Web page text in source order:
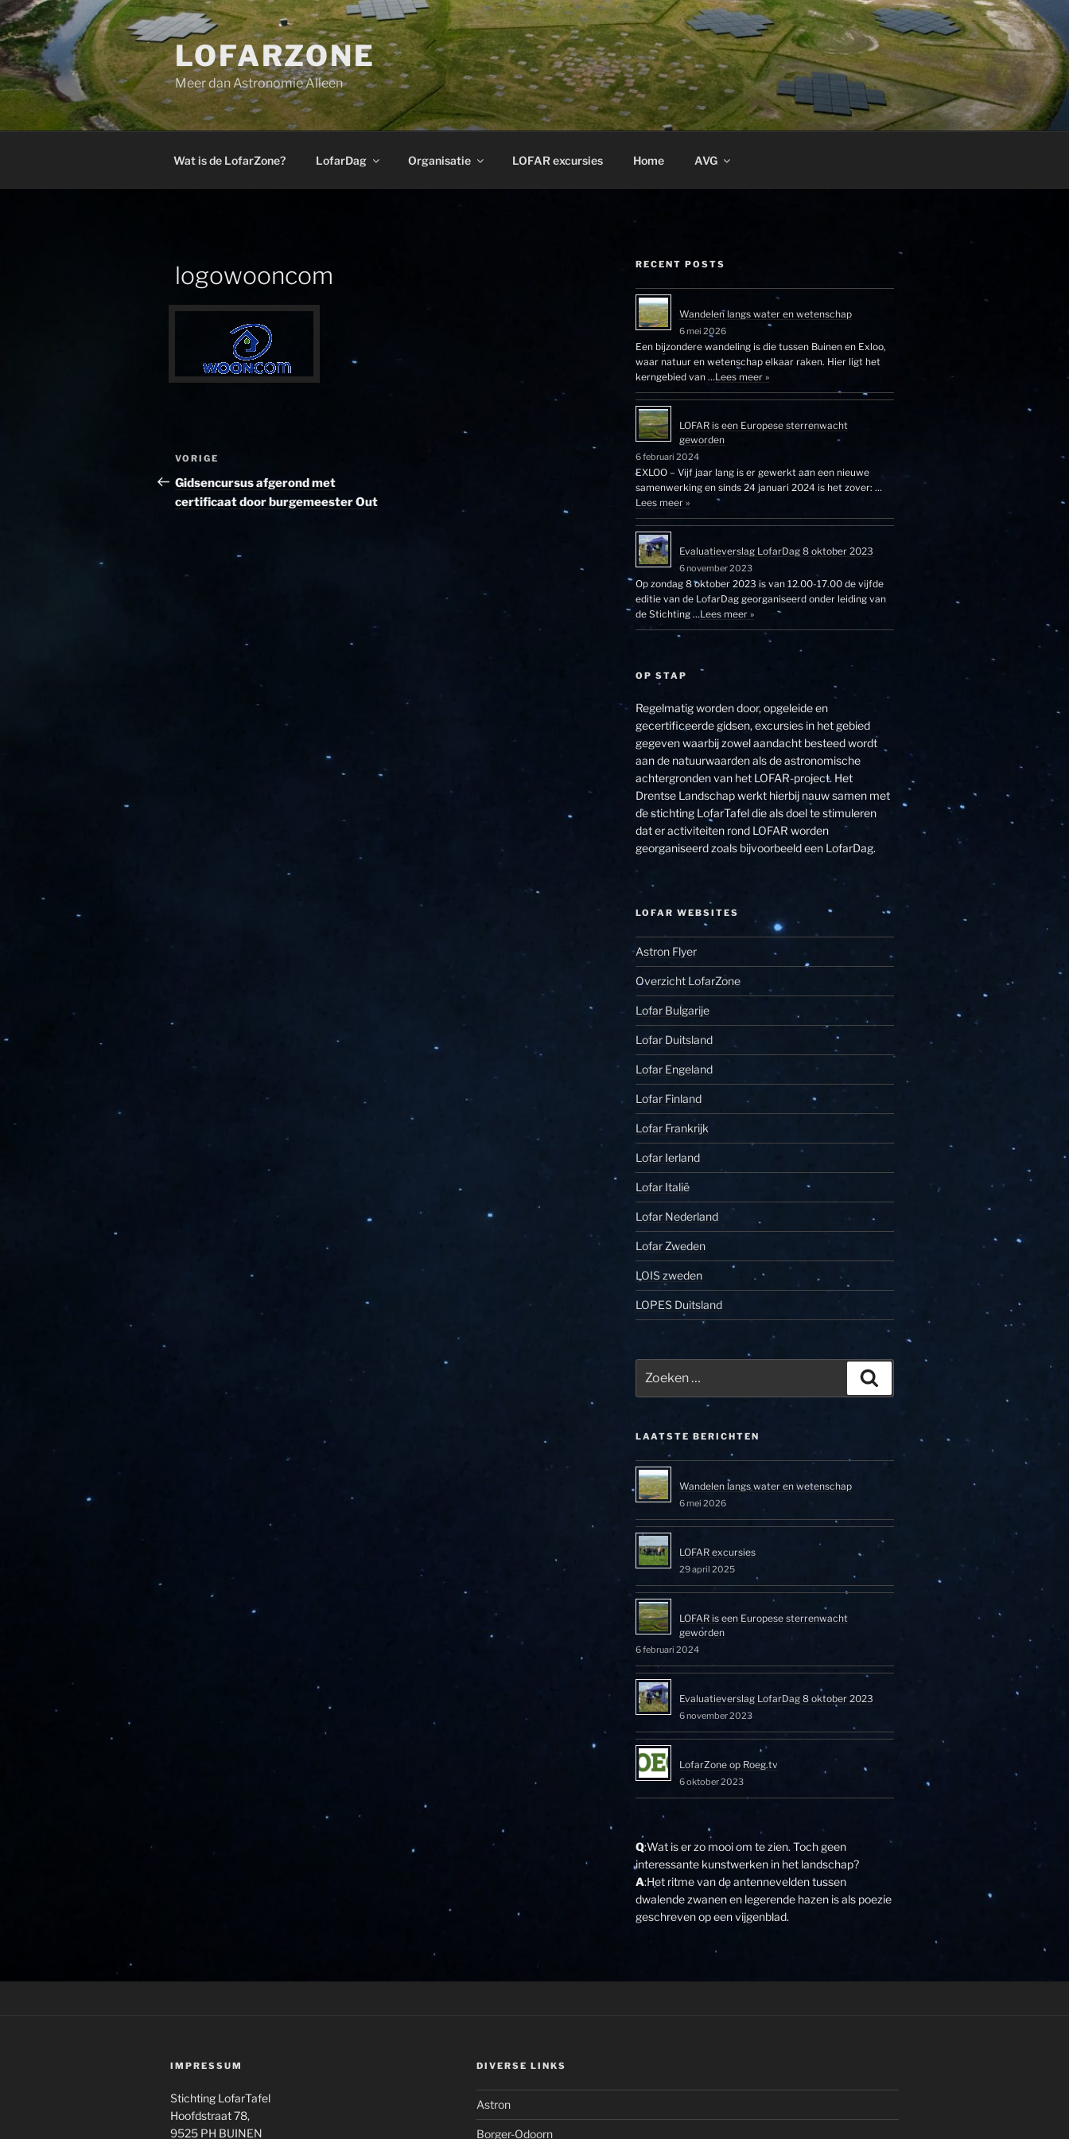
Ga
naar
de
inhoud
LOFARZONE
Meer dan Astronomie Alleen
Wat is de LofarZone? LofarDag Organisatie LOFAR excursies Home AVG
logowooncom
Bericht
navigatie
Vorig
bericht
VORIGE
Gidsencursus afgerond met
certificaat door burgemeester Out
RECENT POSTS
Wandelen langs water en wetenschap
6 mei 2026
Een bijzondere wandeling is die tussen Buinen en Exloo,
waar natuur en wetenschap elkaar raken. Hier ligt het
kerngebied van …Lees meer »
LOFAR is een Europese sterrenwacht
geworden
6 februari 2024
EXLOO – Vijf jaar lang is er gewerkt aan een nieuwe
samenwerking en sinds 24 januari 2024 is het zover: …
Lees meer »
Evaluatieverslag LofarDag 8 oktober 2023
6 november 2023
Op zondag 8 oktober 2023 is van 12.00-17.00 de vijfde
editie van de LofarDag georganiseerd onder leiding van
de Stichting …Lees meer »
OP STAP
Regelmatig worden door, opgeleide en
gecertificeerde gidsen, excursies in het gebied
gegeven waarbij zowel aandacht besteed wordt
aan de natuurwaarden als de astronomische
achtergronden van het LOFAR-project. Het
Drentse Landschap werkt hierbij nauw samen met
de stichting LofarTafel die als doel te stimuleren
dat er activiteiten rond LOFAR worden
georganiseerd zoals bijvoorbeeld een LofarDag.
LOFAR WEBSITES
Astron Flyer
Overzicht LofarZone
Lofar Bulgarije
Lofar Duitsland
Lofar Engeland
Lofar Finland
Lofar Frankrijk
Lofar Ierland
Lofar Italië
Lofar Nederland
Lofar Zweden
LOIS zweden
LOPES Duitsland
naar:
LAATSTE BERICHTEN
Wandelen langs water en wetenschap
6 mei 2026
LOFAR excursies
29 april 2025
LOFAR is een Europese sterrenwacht
geworden
6 februari 2024
Evaluatieverslag LofarDag 8 oktober 2023
6 november 2023
LofarZone op Roeg.tv
6 oktober 2023
Q:Wat is er zo mooi om te zien. Toch geen
interessante kunstwerken in het landschap?
A:Het ritme van de antennevelden tussen
dwalende zwanen en legerende hazen is als poezie
geschreven op een vijgenblad.
IMPRESSUM
Stichting LofarTafel
Hoofdstraat 78,
9525 PH BUINEN
DIVERSE LINKS
Astron
Borger-Odoorn